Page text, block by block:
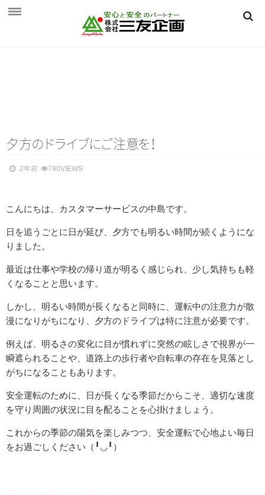
保険相談のご案内
個人向け ～生活を守る保険～
つくば保険相談見直し．ｃｏｍ
会社概要
会社概要
沿革
店舗案内 ～Shop Info～
採用情報
夕方のドライブにご注意を！
2年前 790VIEWS
こんにちは、カスタマーサービスの中島です。
日を追うごとに日が延び、 夕方でも明るい時間が続くようにな
りました。
最近は仕事や学校の帰り道が明るく感じられ、 少し気持ちも軽
くなることと思います。
しかし、 明るい時間が長くなると同時に、 運転中の注意力が散
漫になりがちになり、夕方のドライブは特に注意が必要です。
例えば、明るさの変化に目が慣れずに突然の眩しさで視界が一
瞬遮られることや、 道路上の歩行者や自転車の存在を見落とし
がちになることもあります。
安全運転のために、日が長くなる季節だからこそ、 適切な速度
を守り周囲の状況に目を配ることを心掛けましょう。
これからの季節の陽気を楽しみつつ、 安全運転で心地よい毎日
をお過ごしください（╹◡╹）